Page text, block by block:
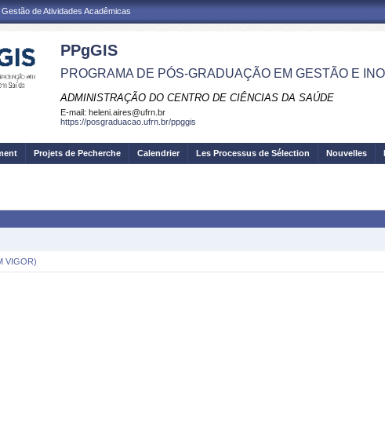
de Atividades Acadêmicas
PPgGIS
PROGRAMA DE PÓS-GRADUAÇÃO EM GESTÃO E
ADMINISTRAÇÃO DO CENTRO DE CIÊNCIAS DA SAÚDE
E-mail: heleni.aires@ufrn.br
https://posgraduacao.ufrn.br/ppggis
Projets de Pecherche Calendrier Les Processus de Sélection Nouvelles
VIGOR)